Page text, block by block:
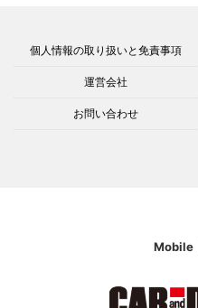
個人情報の取り扱いと免責事項
運営会社
お問い合わせ
Mobile